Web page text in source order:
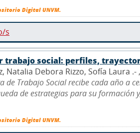
Digital UNVM.
s
trabajo social: perfiles,
Natalia Debora Rizzo, Sofía Laura .- ,
de Trabajo Social recibe cada año a
de estrategias para su formación
Digital UNVM.